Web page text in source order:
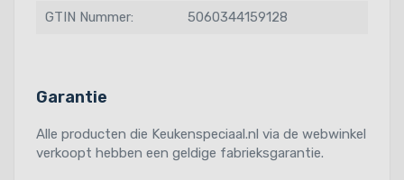
GTIN Nummer: 5060344159128
Garantie
Alle producten die Keukenspeciaal.nl via de webwinkel
verkoopt hebben een geldige fabrieksgarantie.